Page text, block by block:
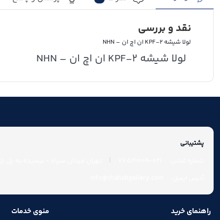
نقد و بررسی
لولا شیشه KPF-2 ان اچ ان – NHN
لولا شیشه KPF-2 ان اچ ان – NHN
پشتیبانی
راهنمای خرید منوی خدمات